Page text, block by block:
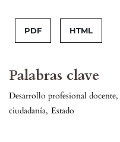
Palabras clave
Desarrollo profesional docente,
ciudadanía, Estado
PDF HTML